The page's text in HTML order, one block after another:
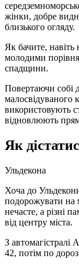
жінки, добре
близького огляду.
Як бачите, навіть
молодими
спадщини.
Повертаючи собі
малоcвідуваного
використовують
відновлюють
Як
Ульдекона
Хоча до
подорожувати на
нечасте, а різні
від центру міста.
З автомагістралі
42, потім по